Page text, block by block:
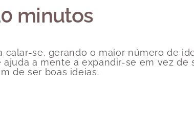
minutos
calar-se, gerando o maior número de
a mente a expandir-se em vez de
de ser boas ideias.